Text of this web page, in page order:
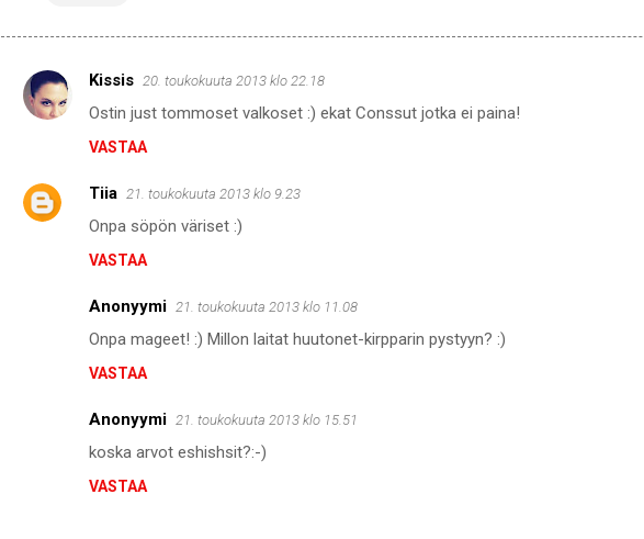
K
m
e
Kissis 20. toukokuuta 2013 klo 22.18
Ostin just tommoset valkoset :) ekat Conssut jotka ei paina!
VASTAA
Tiia 21. toukokuuta 2013 klo 9.23
Onpa söpön väriset :)
VASTAA
Anonyymi 21. toukokuuta 2013 klo 11.08
Onpa mageet! :) Millon laitat huutonet-kirpparin pystyyn? :)
VASTAA
Anonyymi 21. toukokuuta 2013 klo 15.51
koska arvot eshishsit?:-)
VASTAA